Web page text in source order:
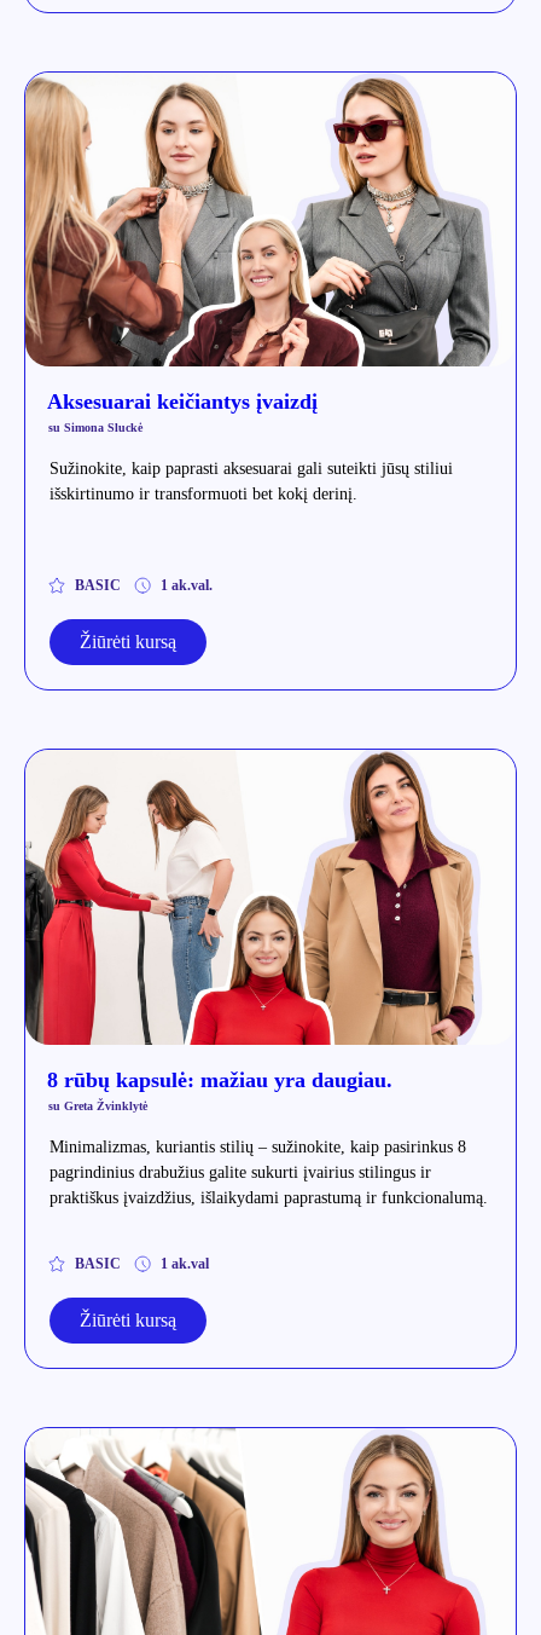
Aksesuarai keičiantys įvaizdį
su Simona Sluckė
Sužinokite, kaip paprasti aksesuarai gali suteikti jūsų stiliui
išskirtinumo ir transformuoti bet kokį derinį.
BASIC 1 ak.val.
Žiūrėti kursą
8 rūbų kapsulė: mažiau yra daugiau.
su Greta Žvinklytė
Minimalizmas, kuriantis stilių – sužinokite, kaip pasirinkus 8
pagrindinius drabužius galite sukurti įvairius stilingus ir
praktiškus įvaizdžius, išlaikydami paprastumą ir funkcionalumą.
BASIC 1 ak.val
Žiūrėti kursą